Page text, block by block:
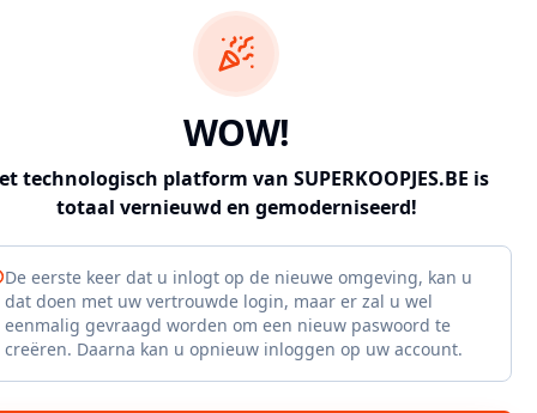
Geverifieerd
Iepers Kwartier
Ieper, BE
1120 producten Geverifieerd Bekijk winkel
WOW!
technologisch platform van SUPERKOOPJES.BE is
totaal vernieuwd en gemoderniseerd!
De eerste keer dat u inlogt op de nieuwe omgeving, kan u
dat doen met uw vertrouwde login, maar er zal u wel
eenmalig gevraagd worden om een nieuw paswoord te
creëren. Daarna kan u opnieuw inloggen op uw account.